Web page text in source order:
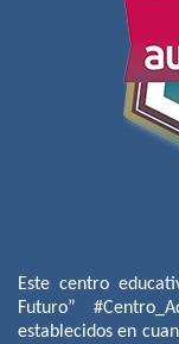
Este centro
Futuro”
establecidos en